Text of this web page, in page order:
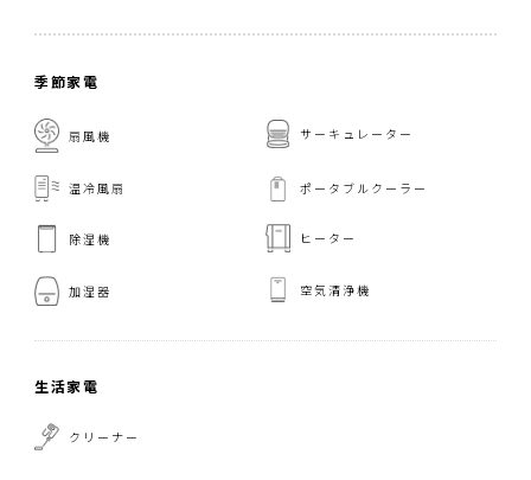
季節家電
扇風機 サーキュレーター
温冷風扇 ポータブルクーラー
除湿機 ヒーター
加湿器 空気清浄機
生活家電
クリーナー